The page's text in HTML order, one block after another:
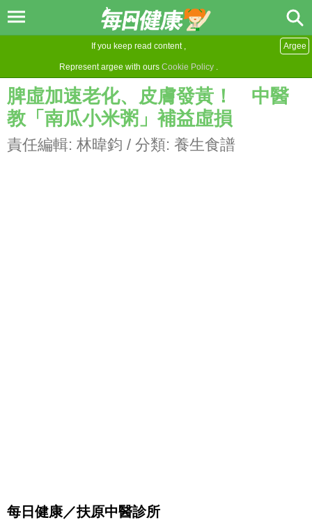
If you keep read content ,
Represent argee with ours Cookie Policy .
Argee
脾虛加速老化、皮膚發黃！ 中醫
教「南瓜小米粥」補益虛損
責任編輯: 林暐鈞 / 分類: 養生食譜
每日健康／扶原中醫診所